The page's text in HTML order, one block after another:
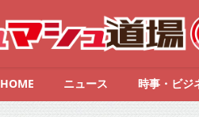
HOME ニュース 時事・ビジ